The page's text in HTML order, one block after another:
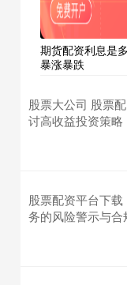
期货配资利息是
暴涨暴跌
股票大公司 股票
讨高收益投资策略
股票配资平台下
务的风险警示与合